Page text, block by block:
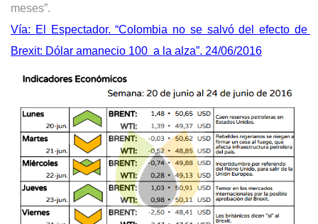
meses”.
Vía: El Espectador. “Colombia no se salvó del efecto de
Brexit: Dólar amanecio 100  a la alza”. 24/06/2016